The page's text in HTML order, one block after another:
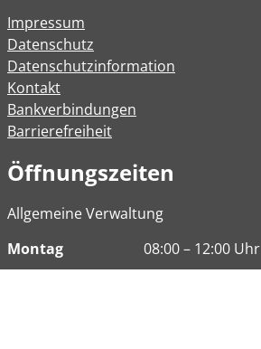
Impressum
Datenschutz
Datenschutzinformation
Kontakt
Bankverbindungen
Barrierefreiheit
Öffnungszeiten
Allgemeine Verwaltung
Montag
08:00 – 12:00 Uhr